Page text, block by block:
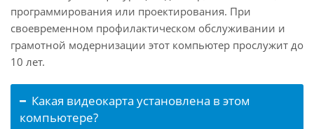
программирования или проектирования. При
своевременном профилактическом обслуживании и
грамотной модернизации этот компьютер прослужит до
10 лет.
Какая видеокарта установлена в этом
компьютере?